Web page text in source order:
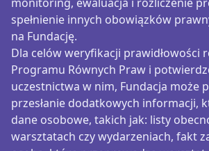
spełnienie innych obowiązków
na Fundację.
Dla celów weryfikacji prawidłowości
Programu Równych Praw i
uczestnictwa w nim, Fundacja może
przesłanie dodatkowych informacji,
dane osobowe, takich jak: listy
warsztatach czy wydarzeniach, fakt